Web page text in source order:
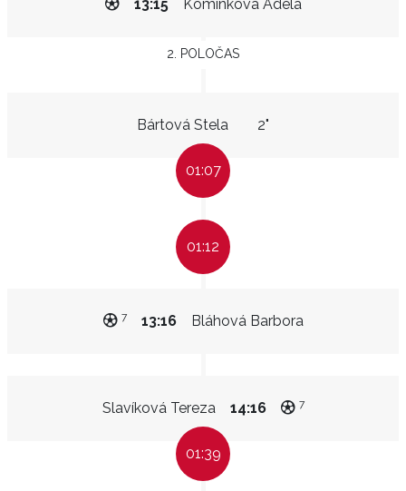
Komínková Adéla
13:15
2. POLOČAS
Bártová Stela 2"
01:07
01:12
Bláhová Barbora
13:16
7
Slavíková Tereza 14:16 7
01:39